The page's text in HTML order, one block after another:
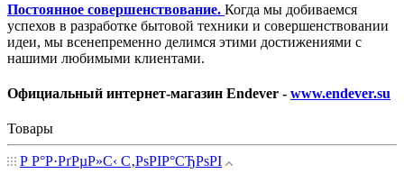
Постоянное совершенствование. Когда мы добиваемся
успехов в разработке бытовой техники и совершенствовании
идеи, мы всенепременно делимся этими достижениями с
нашими любимыми клиентами.
Официальный интернет-магазин Endever - www.endever.su
Товары
Р Р°Р·РґРµР»С‹ С‚РѕРІР°СЂРѕРІ